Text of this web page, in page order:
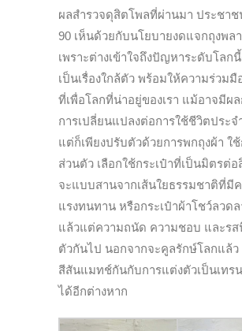
ผลสำรวจดุสิตโพลที่ผ่านมา ประชาช
90 เห็นด้วยกับนโยบายงดแจกถุงพล
เพราะต่างเข้าใจถึงปัญหาระดับโลก
เป็นเรื่องใกล้ตัว พร้อมให้ความร่วมมื
ที่เพื่อโลกที่น่าอยู่ของเรา แม้อาจมีผ
การเปลี่ยนแปลงต่อการใช้ชีวิตประจ
แต่ก็เพียงปรับตัวด้วยการพกถุงผ้า ใช้
ส่วนตัว เลือกใช้กระเป๋าที่เป็นมิตรต่
จะแบบสานจากเส้นใยธรรมชาติที่มี
แรงทนทาน หรือกระเป๋าผ้าโชว์ลวด
แล้วแต่ความถนัด ความชอบ และร
ตัวกันไป นอกจากจะคูลรักษ์โลกแล้ว
สีสันแมทช์กันกับการแต่งตัวเป็นเทร
ได้อีกต่างหาก